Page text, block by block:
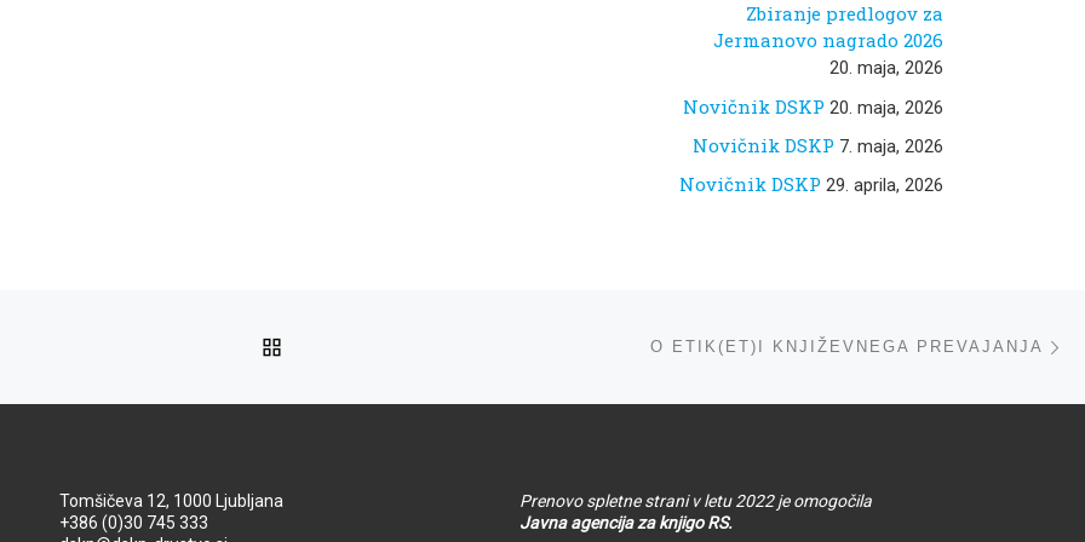
Zbiranje predlogov za
Jermanovo nagrado 2026
20. maja, 2026
Novičnik DSKP 20. maja, 2026
Novičnik DSKP 7. maja, 2026
Novičnik DSKP 29. aprila, 2026
O ETIK(ET)I KNJIŽEVNEGA PREVAJANJA
Tomšičeva 12, 1000 Ljubljana
+386 (0)30 745 333
Prenovo spletne strani v letu 2022 je omogočila
Javna agencija za knjigo RS.